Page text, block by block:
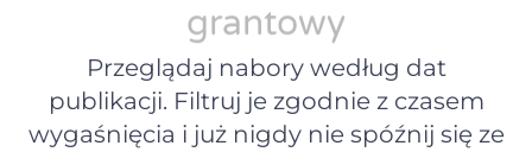
grantowy
Przeglądaj nabory według dat
publikacji. Filtruj je zgodnie z czasem
wygaśnięcia i już nigdy nie spóźnij się ze